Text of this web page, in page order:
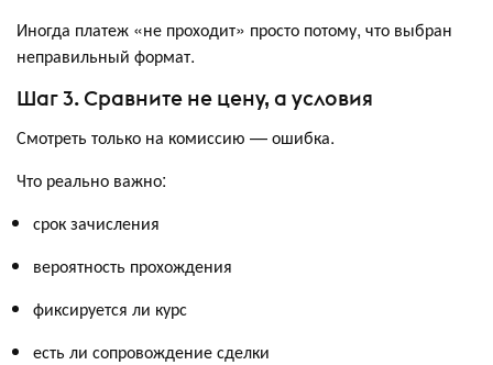
Иногда платеж «не проходит» просто потому, что выбран
неправильный формат.
Шаг 3. Сравните не цену, а условия
Смотреть только на комиссию — ошибка.
Что реально важно:
срок зачисления
вероятность прохождения
фиксируется ли курс
есть ли сопровождение сделки